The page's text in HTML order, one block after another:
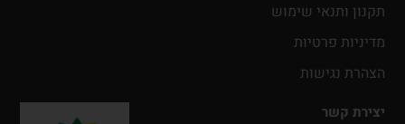
תקנון ותנאי שימוש
מדיניות פרטיות
הצהרת נגישות
יצירת קשר